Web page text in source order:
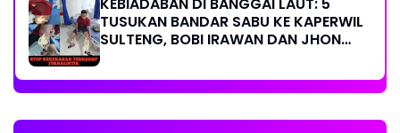
KEBIADABAN DI BANGGAI LAUT: 5
TUSUKAN BANDAR SABU KE KAPERWIL
SULTENG, BOBI IRAWAN DAN JHON
KERAS KINERJA POLRI!